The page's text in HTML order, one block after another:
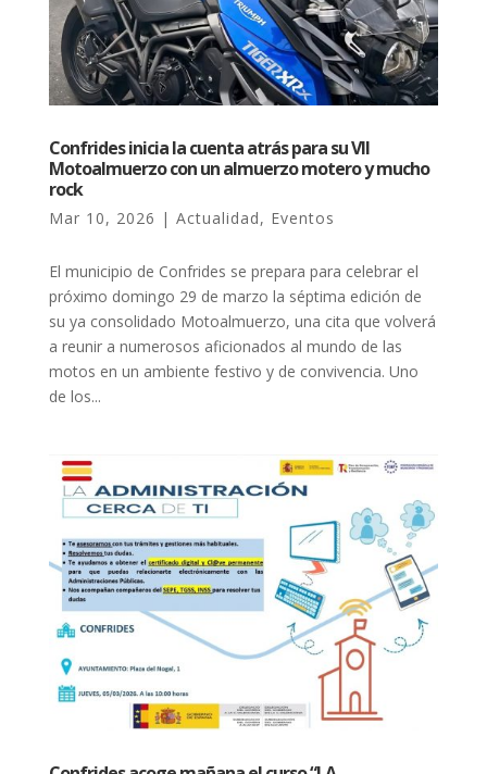
Confrides inicia la cuenta atrás para su VII
Motoalmuerzo con un almuerzo motero y mucho
rock
Mar 10, 2026 | Actualidad, Eventos
El municipio de Confrides se prepara para celebrar el
próximo domingo 29 de marzo la séptima edición de
su ya consolidado Motoalmuerzo, una cita que volverá
a reunir a numerosos aficionados al mundo de las
motos en un ambiente festivo y de convivencia. Uno
de los...